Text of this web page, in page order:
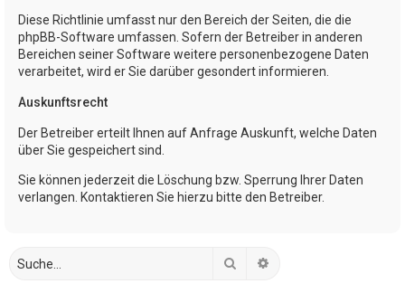
Diese Richtlinie umfasst nur den Bereich der Seiten, die die
phpBB-Software umfassen. Sofern der Betreiber in anderen
Bereichen seiner Software weitere personenbezogene Daten
verarbeitet, wird er Sie darüber gesondert informieren.
Auskunftsrecht
Der Betreiber erteilt Ihnen auf Anfrage Auskunft, welche Daten
über Sie gespeichert sind.
Sie können jederzeit die Löschung bzw. Sperrung Ihrer Daten
verlangen. Kontaktieren Sie hierzu bitte den Betreiber.
Suche